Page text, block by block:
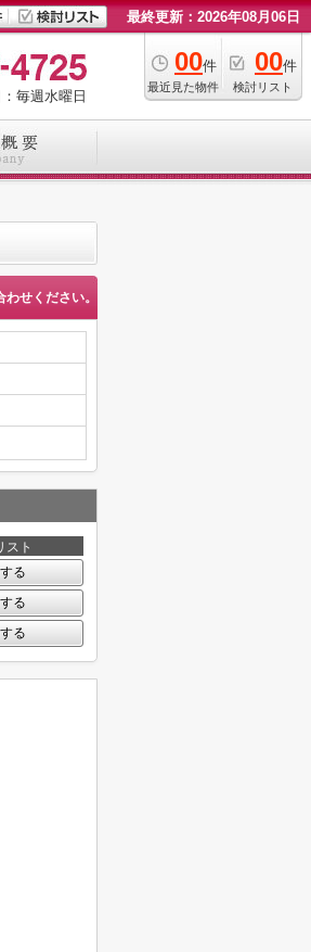
最終更新：2026年08月06日
00件
最近見た物件
00件
検討リスト
毎週水曜日
せください。
スト
る
る
る